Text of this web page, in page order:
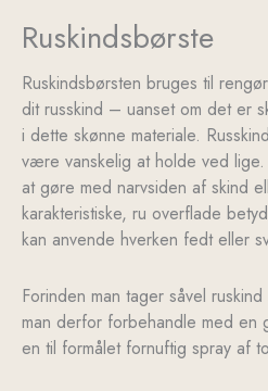
Ruskindsbørste
Ruskindsbørsten bruges til
dit russkind – uanset om det er
i dette skønne materiale.
være vanskelig at holde ved
at gøre med narvsiden af skind
karakteristiske, ru overflade
kan anvende hverken fedt eller
Forinden man tager såvel
man derfor forbehandle med
en til formålet fornuftig spray af